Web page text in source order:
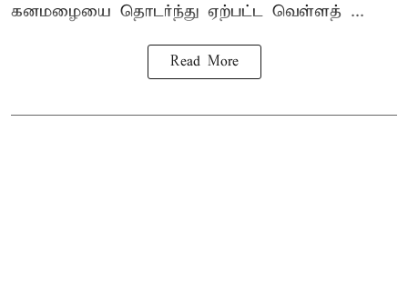
கனமழையை தொடர்ந்து ஏற்பட்ட வெள்ளத் ...
Read More